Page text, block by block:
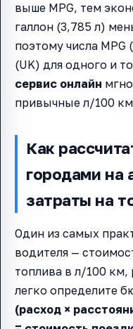
выше MPG, тем
галлон (3,785 л)
поэтому числа MPG
(UK) для одного и
сервис онлайн
привычные л/100
Как
городами на
затраты на
Один из самых
водителя —
топлива в л/100 км,
легко определите
(расход ×